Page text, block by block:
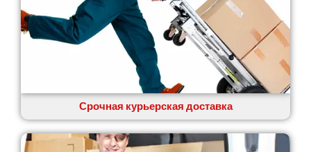
Срочная курьерская доставка